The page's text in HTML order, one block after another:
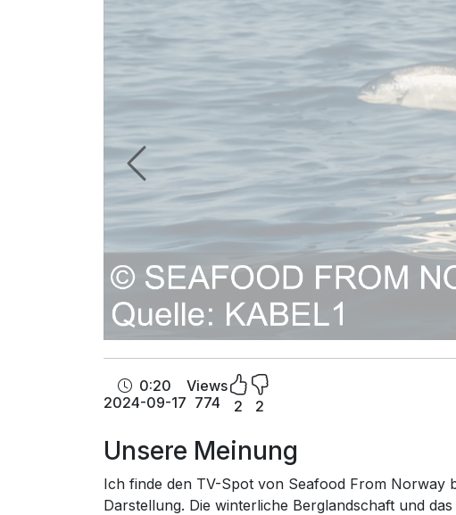
0:20
2024-09-17
Views
774
2 2
Unsere Meinung
Ich finde den TV-Spot von Seafood From Norway
Darstellung. Die winterliche Berglandschaft und